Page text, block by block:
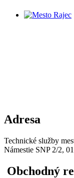
Adresa
Technické služby
Námestie SNP 2/2,
Obchodný